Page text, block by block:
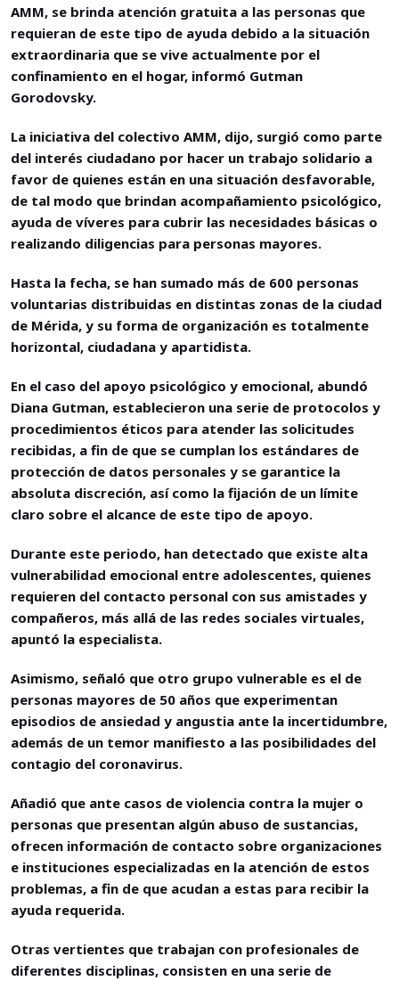
AMM, se brinda atención gratuita a las personas que
requieran de este tipo de ayuda debido a la situación
extraordinaria que se vive actualmente por el
confinamiento en el hogar, informó Gutman
Gorodovsky.
La iniciativa del colectivo AMM, dijo, surgió como parte
del interés ciudadano por hacer un trabajo solidario a
favor de quienes están en una situación desfavorable,
de tal modo que brindan acompañamiento psicológico,
ayuda de víveres para cubrir las necesidades básicas o
realizando diligencias para personas mayores.
Hasta la fecha, se han sumado más de 600 personas
voluntarias distribuidas en distintas zonas de la ciudad
de Mérida, y su forma de organización es totalmente
horizontal, ciudadana y apartidista.
En el caso del apoyo psicológico y emocional, abundó
Diana Gutman, establecieron una serie de protocolos y
procedimientos éticos para atender las solicitudes
recibidas, a fin de que se cumplan los estándares de
protección de datos personales y se garantice la
absoluta discreción, así como la fijación de un límite
claro sobre el alcance de este tipo de apoyo.
Durante este periodo, han detectado que existe alta
vulnerabilidad emocional entre adolescentes, quienes
requieren del contacto personal con sus amistades y
compañeros, más allá de las redes sociales virtuales,
apuntó la especialista.
Asimismo, señaló que otro grupo vulnerable es el de
personas mayores de 50 años que experimentan
episodios de ansiedad y angustia ante la incertidumbre,
además de un temor manifiesto a las posibilidades del
contagio del coronavirus.
Añadió que ante casos de violencia contra la mujer o
personas que presentan algún abuso de sustancias,
ofrecen información de contacto sobre organizaciones
e instituciones especializadas en la atención de estos
problemas, a fin de que acudan a estas para recibir la
ayuda requerida.
Otras vertientes que trabajan con profesionales de
diferentes disciplinas, consisten en una serie de